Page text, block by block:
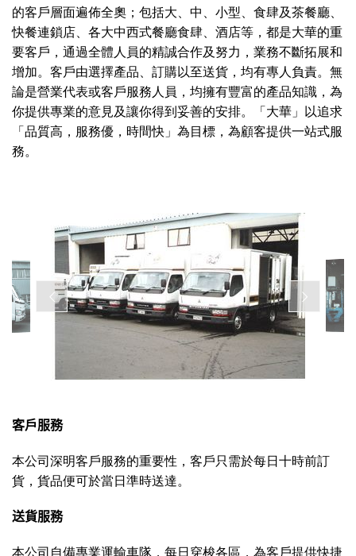
的客戶層面遍佈全奧；包括大、中、小型、食肆及茶餐廳、
快餐連鎖店、各大中西式餐廳食肆、酒店等，都是大華的重
要客戶，通過全體人員的精誠合作及努力，業務不斷拓展和
增加。客戶由選擇產品、訂購以至送貨，均有專人負責。無
論是營業代表或客戶服務人員，均擁有豐富的產品知識，為
你提供專業的意見及讓你得到妥善的安排。「大華」以追求
「品質高，服務優，時間快」為目標，為顧客提供一站式服
務。
客戶服務
本公司深明客戶服務的重要性，客戶只需於每日十時前訂
貨，貨品便可於當日準時送達。
送貨服務
本公司自備專業運輸車隊，每日穿梭各區，為客戶提供快捷